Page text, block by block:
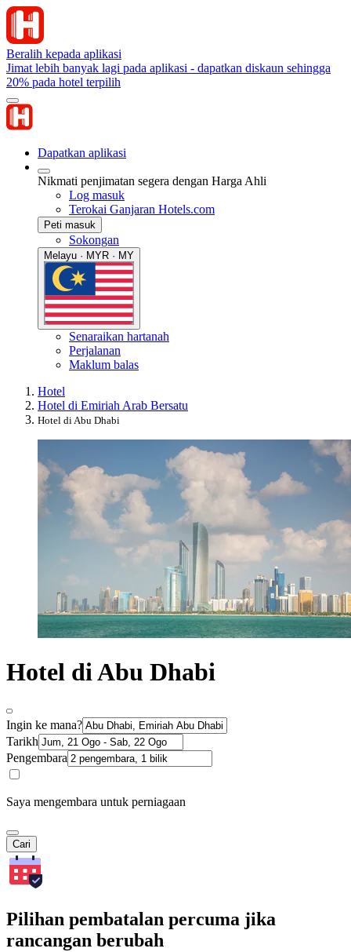
Beralih kepada aplikasi
Jimat lebih banyak lagi pada aplikasi - dapatkan diskaun sehingga
20% pada hotel terpilih
Dapatkan aplikasi
Nikmati penjimatan segera dengan Harga Ahli
Log masuk
Terokai Ganjaran Hotels.com
Peti masuk
Sokongan
Melayu · MYR · MY
Senaraikan hartanah
Perjalanan
Maklum balas
Hotel
Hotel di Emiriah Arab Bersatu
Hotel di Abu Dhabi
Hotel di Abu Dhabi
Ingin ke mana?
Tarikh
Pengembara
Saya mengembara untuk perniagaan
Cari
Pilihan pembatalan percuma jika
rancangan berubah